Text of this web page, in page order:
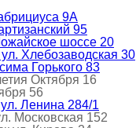
9А
95
шоссе 20
Хлебозаводская 30
Горького 83
Октября 16
56
Ленина 284/1
Московская 152